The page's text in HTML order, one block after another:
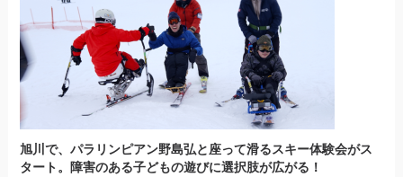
旭川で、パラリンピアン野島弘と座って滑るスキー体験会がス
タート。障害のある子どもの遊びに選択肢が広がる！